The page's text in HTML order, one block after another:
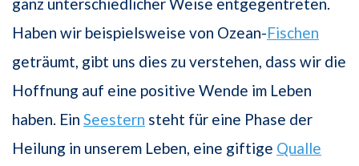
Haben wir beispielsweise von Ozean-Fischen
geträumt, gibt uns dies zu verstehen, dass wir die
Hoffnung auf eine positive Wende im Leben
haben. Ein Seestern steht für eine Phase der
Heilung in unserem Leben, eine giftige Qualle